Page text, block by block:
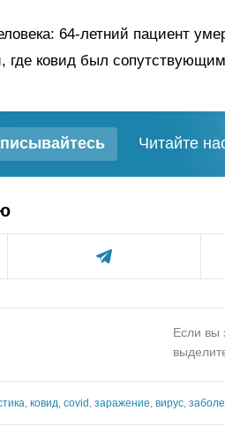
64-летний пациент
где ковид был
Читайте
Если вы
ковид covid заражение вирус